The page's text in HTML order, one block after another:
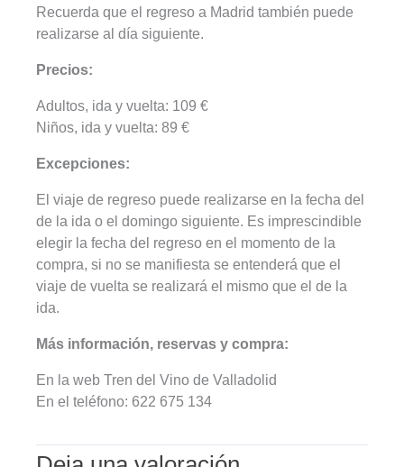
Recuerda que el regreso a Madrid también puede
realizarse al día siguiente.
Precios:
Adultos, ida y vuelta: 109 €
Niños, ida y vuelta: 89 €
Excepciones:
El viaje de regreso puede realizarse en la fecha del
de la ida o el domingo siguiente. Es imprescindible
elegir la fecha del regreso en el momento de la
compra, si no se manifiesta se entenderá que el
viaje de vuelta se realizará el mismo que el de la
ida.
Más información, reservas y compra:
En la web Tren del Vino de Valladolid
En el teléfono: 622 675 134